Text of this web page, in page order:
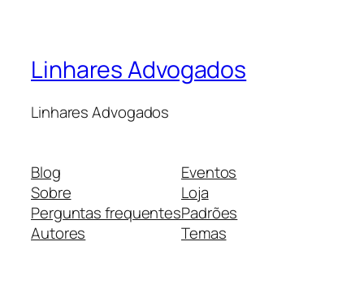
Linhares Advogados
Linhares Advogados
Blog
Sobre
Perguntas frequentes
Autores
Eventos
Loja
Padrões
Temas